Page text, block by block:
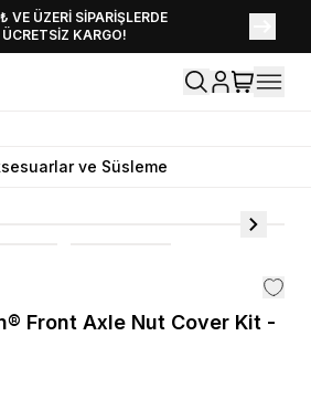
VE ÜZERİ SİPARİŞLERDE
ÜCRETSİZ KARGO!
KOLEKSİYONU EKLENDİ,
HEMEN KEŞFET!
ve Süsleme
Front Axle Nut Cover Kit -